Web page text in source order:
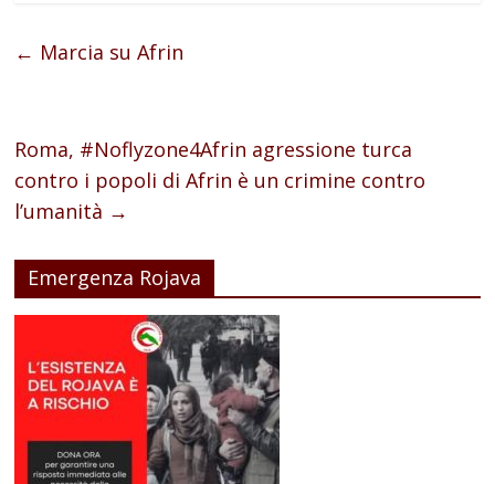
← Marcia su Afrin
Roma, #Noflyzone4Afrin agressione turca
contro i popoli di Afrin è un crimine contro
l’umanità →
Emergenza Rojava